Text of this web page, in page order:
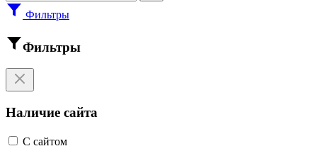
Фильтры
Фильтры
Наличие сайта
С сайтом